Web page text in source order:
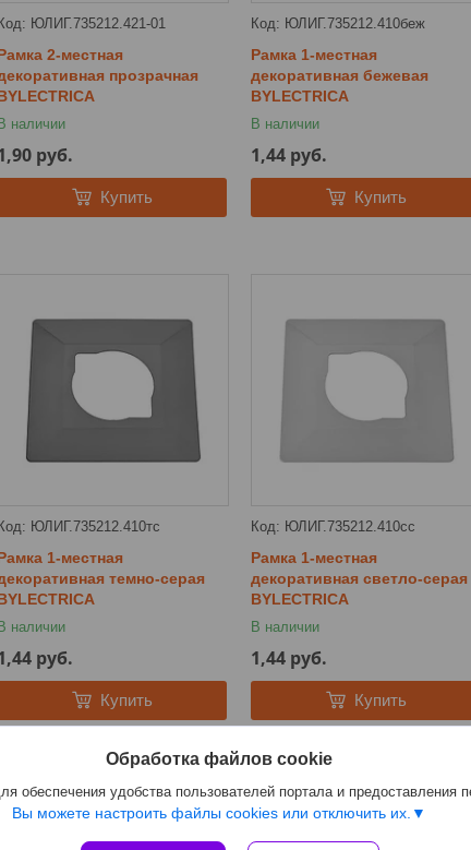
ЮЛИГ.735212.421-01
2-местная
прозрачная
В наличии
руб.
Купить
ЮЛИГ.735212.410беж
Рамка 1-местная
декоративная бежевая
BYLECTRICA
В наличии
1,44 руб.
Купить
ЮЛИГ.735212.410тс
1-местная
темно-серая
В наличии
руб.
Купить
ЮЛИГ.735212.410сс
Рамка 1-местная
декоративная светло-серая
BYLECTRICA
В наличии
1,44 руб.
Купить
Обработка файлов cookie
обеспечения удобства пользователей портала и предоставления
Вы можете настроить файлы cookies или отключить их.